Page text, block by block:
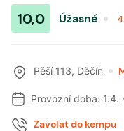
10,0 Úžasné 4
Pěší 113, Děčín
Provozní doba: 1.4.
Zavolat do kempu